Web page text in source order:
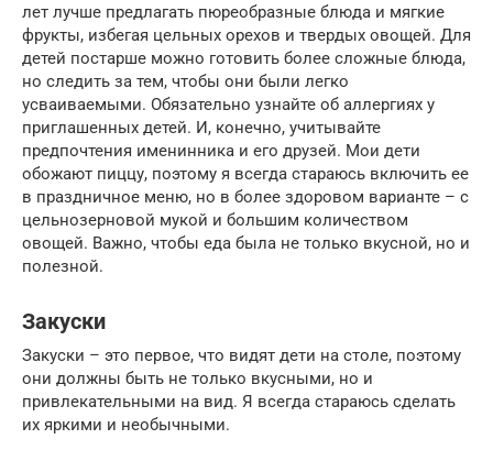
лет лучше предлагать пюреобразные блюда и мягкие
фрукты, избегая цельных орехов и твердых овощей. Для
детей постарше можно готовить более сложные блюда,
но следить за тем, чтобы они были легко
усваиваемыми. Обязательно узнайте об аллергиях у
приглашенных детей. И, конечно, учитывайте
предпочтения именинника и его друзей. Мои дети
обожают пиццу, поэтому я всегда стараюсь включить ее
в праздничное меню, но в более здоровом варианте – с
цельнозерновой мукой и большим количеством
овощей. Важно, чтобы еда была не только вкусной, но и
полезной.
Закуски
Закуски – это первое, что видят дети на столе, поэтому
они должны быть не только вкусными, но и
привлекательными на вид. Я всегда стараюсь сделать
их яркими и необычными.